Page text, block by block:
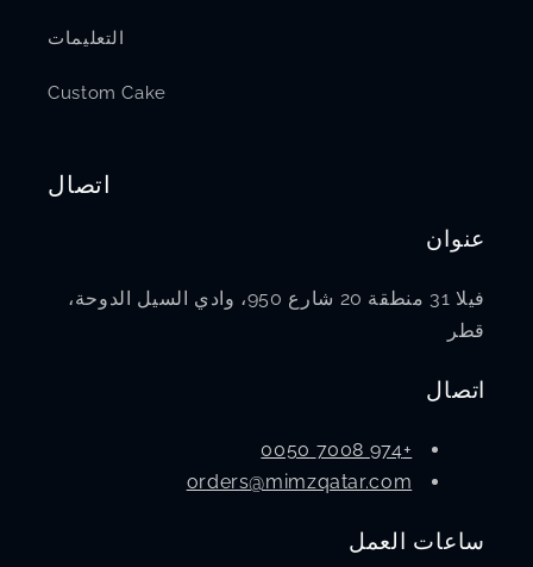
التعليمات
Custom Cake
اتصال
عنوان
فيلا 31 منطقة 20 شارع 950، وادي السيل الدوحة،
قطر
اتصال
+974 7008 0050
orders@mimzqatar.com
ساعات العمل